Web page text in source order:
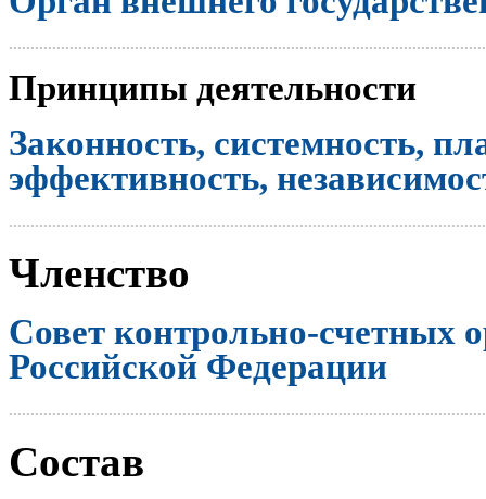
Принципы деятельности
Законность, системность,
эффективность,
Членство
Совет контрольно-счетных
Российской Федерации
Состав